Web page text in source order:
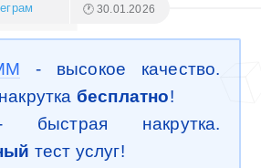
🕐 30.01.2026
- высокое качество.
бесплатно!
накрутка.
тест услуг!